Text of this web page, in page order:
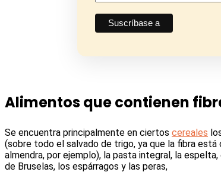
Alimentos que contienen
Se encuentra principalmente en ciertos cereales
(sobre todo el salvado de trigo, ya que la fibra
almendra, por ejemplo), la pasta integral, la
de Bruselas, los espárragos y las peras,